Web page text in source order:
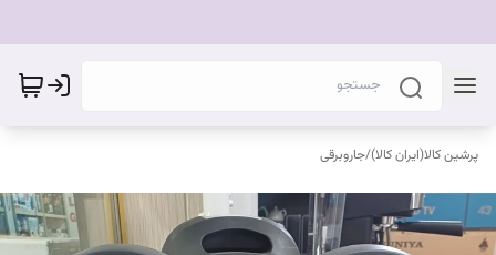
پرشین کالا(ایران کالا)/جاروبرقی